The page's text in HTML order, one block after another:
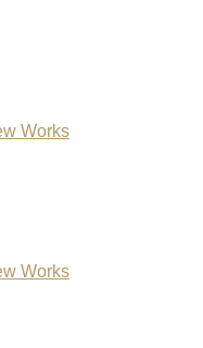
Works
Works